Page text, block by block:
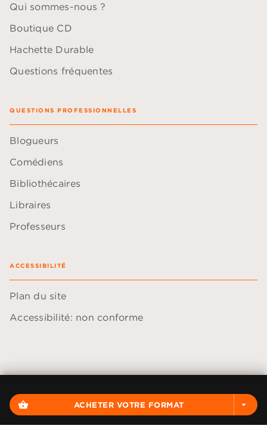
shopping_basket ACHETER VOTRE FORMAT arrow_drop_down
Qui sommes-nous ?
Boutique CD
Hachette Durable
Questions fréquentes
QUESTIONS PROFESSIONNELLES
Blogueurs
Comédiens
Bibliothécaires
Libraires
Professeurs
ACCESSIBILITÉ
Plan du site
Accessibilité: non conforme
Paramétrer vos cookies
Mentions légales